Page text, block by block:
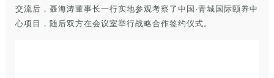
交流后，聂海涛董事长一行实地参观考察了中国·青城国际颐养中
心项目，随后双方在会议室举行战略合作签约仪式。